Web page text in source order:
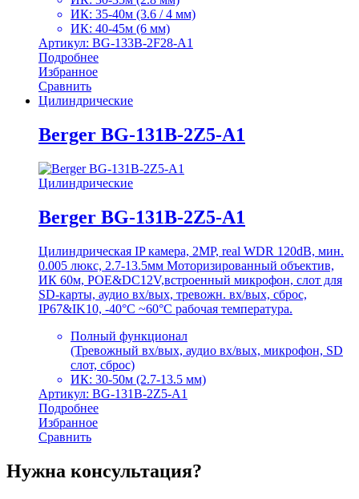
ИК: 35-40м (3.6 / 4 мм)
ИК: 40-45м (6 мм)
Артикул: BG-133B-2F28-A1
Подробнее
Избранное
Сравнить
Цилиндрические
Berger BG-131B-2Z5-A1
Цилиндрические
Berger BG-131B-2Z5-A1
Цилиндрическая IP камера, 2MP, real WDR 120dB, мин.
0.005 люкс, 2.7-13.5мм Моторизированный объектив,
ИК 60м, POE&DC12V,встроенный микрофон, слот для
SD-карты, аудио вх/вых, тревожн. вх/вых, сброс,
IP67&IK10, -40°C ~60°C рабочая температура.
Полный функционал
(Тревожный вх/вых, аудио вх/вых, микрофон, SD
слот, сброс)
ИК: 30-50м (2.7-13.5 мм)
Артикул: BG-131B-2Z5-A1
Подробнее
Избранное
Сравнить
Нужна консультация?